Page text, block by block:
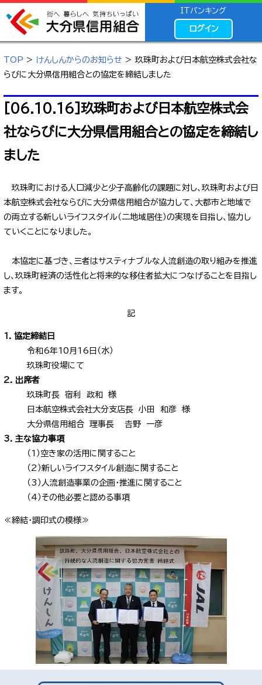
ITバンキング
ログイン
TOP > けんしんからのお知らせ > 玖珠町および日本航空株式会社な
らびに大分県信用組合との協定を締結しました
[06.10.16]玖珠町および日本航空株式会
社ならびに大分県信用組合との協定を締結し
ました
玖珠町における人口減少と少子高齢化の課題に対し、玖珠町および日
本航空株式会社ならびに大分県信用組合が協力して、大都市と地域で
の両立する新しいライフスタイル（二地域居住）の実現を目指し、協力し
ていくことになりました。
本協定に基づき、三者はサスティナブルな人流創造の取り組みを推進
し、玖珠町経済の活性化と将来的な移住者拡大につなげることを目指し
ます。
記
1. 協定締結日
令和6年10月16日（水）
玖珠町役場にて
2. 出席者
玖珠町長 宿利 政和 様
日本航空株式会社大分支店長 小田 和彦 様
大分県信用組合 理事長 𠮷野 一彦
3. 主な協力事項
（1）空き家の活用に関すること
（2）新しいライフスタイル創造に関すること
（3）人流創造事業の企画・推進に関すること
（4）その他必要と認める事項
≪締結・調印式の模様≫